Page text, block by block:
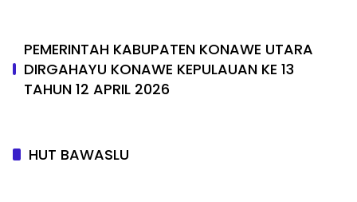
PEMERINTAH KABUPATEN KONAWE UTARA
DIRGAHAYU KONAWE KEPULAUAN KE 13
TAHUN 12 APRIL 2026
HUT BAWASLU